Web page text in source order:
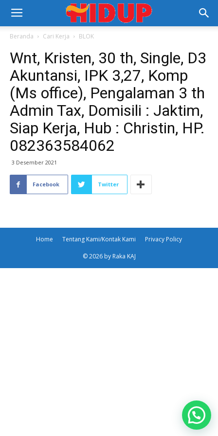
Beranda Cari Kerja BLOK
Wnt, Kristen, 30 th, Single, D3
Akuntansi, IPK 3,27, Komp
(Ms office), Pengalaman 3 th
Admin Tax, Domisili : Jaktim,
Siap Kerja, Hub : Christin, HP.
082363584062
3 Desember 2021
Facebook Twitter
Home Tentang Kami/Kontak Kami Privacy Policy
© 2026 by Raka KAJ